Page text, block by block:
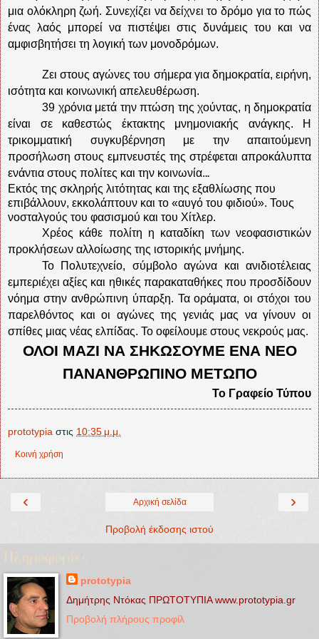
μια ολόκληρη ζωή. Συνεχίζει να δείχνει το δρόμο για το πώς
ένας λαός μπορεί να πιστέψει στις δυνάμεις του και να
αμφισβητήσει τη λογική των μονοδρόμων.
Ζει στους αγώνες του σήμερα για δημοκρατία, ειρήνη,
ισότητα και κοινωνική απελευθέρωση.
39 χρόνια μετά την πτώση της χούντας, η δημοκρατία
είναι σε καθεστώς έκτακτης μνημονιακής ανάγκης. Η
τρικομματική συγκυβέρνηση με την απαιτούμενη
προσήλωση στους εμπνευστές της στρέφεται απροκάλυπτα
ενάντια στους πολίτες και την κοινωνία...
Εκτός της σκληρής λιτότητας και της εξαθλίωσης που
επιβάλλουν, εκκολάπτουν και το «αυγό του φιδιού». Τους
νοσταλγούς του φασισμού και του Χίτλερ.
Χρέος κάθε πολίτη η καταδίκη των νεοφασιστικών
προκλήσεων αλλοίωσης της ιστορικής μνήμης.
Το Πολυτεχνείο, σύμβολο αγώνα και ανιδιοτέλειας
εμπεριέχει αξίες και ηθικές παρακαταθήκες που προσδίδουν
νόημα στην ανθρώπινη ύπαρξη. Τα οράματα, οι στόχοι του
παρελθόντος και οι αγώνες της γενιάς μας να γίνουν οι
σπίθες μιας νέας ελπίδας. Το οφείλουμε στους νεκρούς μας.
ΟΛΟΙ ΜΑΖΙ ΝΑ ΣΗΚΩΣΟΥΜΕ ΕΝΑ ΝΕΟ
ΠΑΝΑΝΘΡΩΠΙΝΟ ΜΕΤΩΠΟ
Το Γραφείο Τύπου
prototypia στις 10:35 μ.μ.
Κοινή χρήση
‹ ›
Αρχική σελίδα
Προβολή έκδοσης ιστού
Πληροφορίες
prototypia
Δημήτρης Ντόκας ΠΡΩΤΟΤΥΠΙΑ www.prototypia.gr
Προβολή πλήρους προφίλ